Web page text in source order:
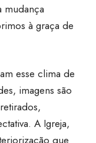
à graça de
esse clima de
imagens são
A Igreja,
que